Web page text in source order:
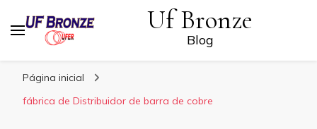
Uf Bronze
Blog
Página inicial
fábrica de Distribuidor de barra de cobre